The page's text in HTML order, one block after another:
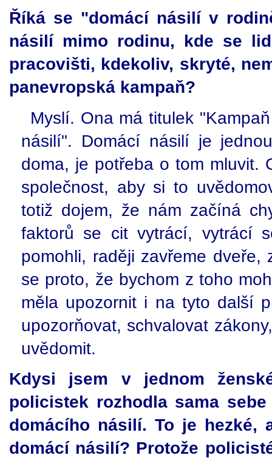
Říká se "domácí násilí v
násilí mimo rodinu, kde se
pracovišti, kdekoliv, skryté,
panevropská kampaň?
Myslí. Ona má titulek
násilí". Domácí násilí je
doma, je potřeba o tom mluvit.
společnost, aby si to
totiž dojem, že nám začíná
faktorů se cit vytrácí, vytrácí
pomohli, raději zavřeme
se proto, že bychom z toho
měla upozornit i na tyto další
upozorňovat, schvalovat
uvědomit.
Kdysi jsem v jednom
policistek rozhodla sama
domácího násilí. To je hezké,
domácí násilí? Protože